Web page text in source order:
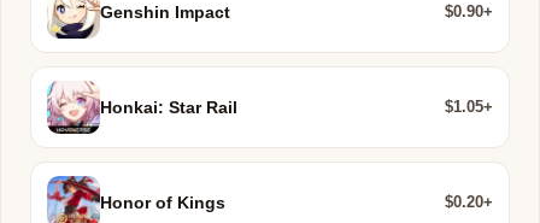
Genshin Impact $0.90+
Honkai: Star Rail $1.05+
Honor of Kings $0.20+